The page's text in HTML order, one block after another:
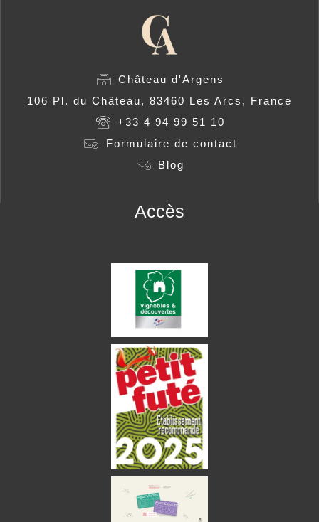
Château d'Argens
106 Pl. du Château, 83460 Les Arcs, France
+33 4 94 99 51 10
Formulaire de contact
Blog
Accès